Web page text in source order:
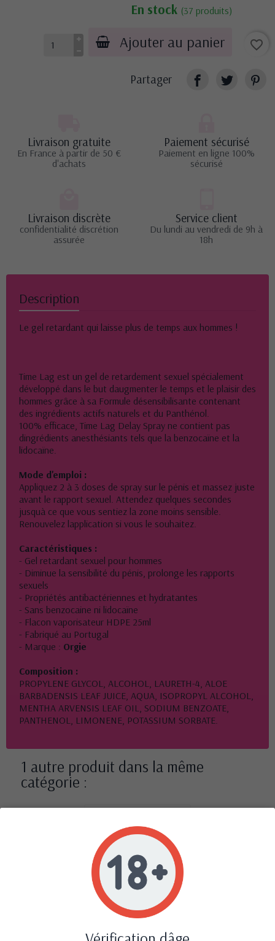
En stock (37 produits)
Ajouter au panier favorite_border
Partager
Livraison gratuite
En France à partir de 50 €
d'achats
Paiement sécurisé
Paiement en ligne 100%
sécurisé
Livraison discrète
confidentialité discrétion
assurée
Service client
Du lundi au vendredi de 9h à
18h
Description
Le gel retardant qui laisse plus de temps aux hommes !
Time Lag est un gel de retardement sexuel spécialement
développé dans le but daugmenter le temps et le plaisir des
hommes grâce à sa Formule désensibilisante contenant
des ingrédients actifs naturels et du Panthénol.
100% efficace, Time Lag Delay Spray ne contient pas
dingrédients anesthésiants tels que la benzocaïne et la
lidocaïne.
Mode d'emploi :
Appliquez 2 à 3 doses de spray sur le pénis et massez juste
avant le rapport sexuel. Attendez quelques secondes
jusquà ce que vous sentiez la zone moins sensible.
Renouvelez lapplication si vous le souhaitez.
Caractéristiques :
- Gel retardant sexuel pour hommes
- Diminue la sensibilité du pénis, prolonge les rapports
sexuels
- Propriétés antibactériennes et hydratantes
- Sans benzocaine ni lidocaïne
- Flacon vaporisateur HDPE 25ml
- Fabriqué au Portugal
- Marque : Orgie
Composition :
PROPYLENE GLYCOL, ALCOHOL, LAURETH-4, ALOE
BARBADENSIS LEAF JUICE, AQUA, ISOPROPYL ALCOHOL,
MENTHA ARVENSIS LEAF OIL, SODIUM BENZOATE,
PANTHENOL, LIMONENE, POTASSIUM SORBATE.
1 autre produit dans la même
catégorie :